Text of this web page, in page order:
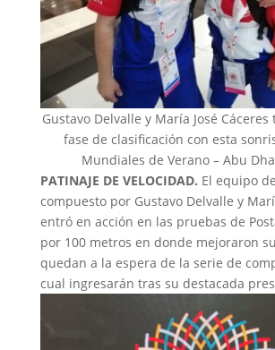
Gustavo Delvalle y María José
fase de clasificación con esta
Mundiales de Verano – Abu
PATINAJE DE VELOCIDAD. El equipo
compuesto por Gustavo Delvalle y
entró en acción en las pruebas de
por 100 metros en donde mejoraron
quedan a la espera de la serie de
cual ingresarán tras su destacada